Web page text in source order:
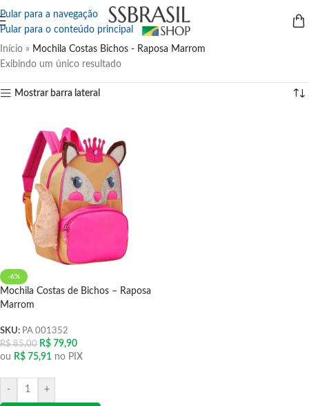
Pular para a navegação
Pular para o conteúdo principal
Início » Mochila Costas Bichos - Raposa Marrom
Exibindo um único resultado
Mostrar barra lateral
-6%
Mochila Costas de Bichos – Raposa
Marrom
SKU: PA 001352
R$85,00 R$ 79,90
ou R$ 75,91 no PIX
- +